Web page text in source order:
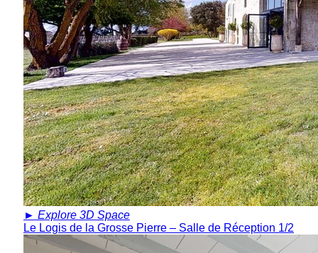
► Explore 3D Space
Le Logis de la Grosse Pierre – Salle de Réception 1/2